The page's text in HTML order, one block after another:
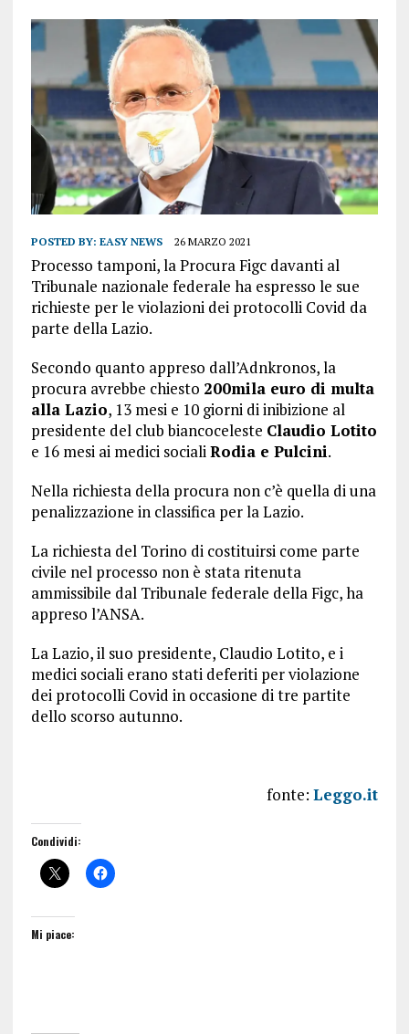
POSTED BY: EASY NEWS 26 MARZO 2021
Processo tamponi, la Procura Figc davanti al
Tribunale nazionale federale ha espresso le sue
richieste per le violazioni dei protocolli Covid da
parte della Lazio.
Secondo quanto appreso dall’Adnkronos, la
procura avrebbe chiesto 200mila euro di multa
alla Lazio, 13 mesi e 10 giorni di inibizione al
presidente del club biancoceleste Claudio Lotito
e 16 mesi ai medici socialiRodia e Pulcini.
Nella richiesta della procura non c’è quella di una
penalizzazione in classifica per la Lazio.
La richiesta del Torino di costituirsi come parte
civile nel processo non è stata ritenuta
ammissibile dal Tribunale federale della Figc, ha
appreso l’ANSA.
La Lazio, il suo presidente, Claudio Lotito, e i
medici sociali erano stati deferiti per violazione
dei protocolli Covid in occasione di tre partite
dello scorso autunno.
fonte:Leggo.it
Condividi:
Mi piace: